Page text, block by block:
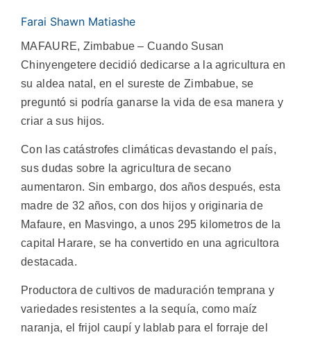
Farai Shawn Matiashe
MAFAURE, Zimbabue – Cuando Susan
Chinyengetere decidió dedicarse a la agricultura en
su aldea natal, en el sureste de Zimbabue, se
preguntó si podría ganarse la vida de esa manera y
criar a sus hijos.
Con las catástrofes climáticas devastando el país,
sus dudas sobre la agricultura de secano
aumentaron. Sin embargo, dos años después, esta
madre de 32 años, con dos hijos y originaria de
Mafaure, en Masvingo, a unos 295 kilometros de la
capital Harare, se ha convertido en una agricultora
destacada.
Productora de cultivos de maduración temprana y
variedades resistentes a la sequía, como maíz
naranja, el frijol caupí y lablab para el forraje del